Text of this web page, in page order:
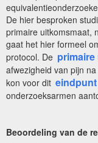
De hier besproken
primaire uitkomsmaat,
gaat het hier formeel
protocol. De
afwezigheid van pijn
kon voor dit eindpunt
onderzoeksarmen
Beoordeling van de